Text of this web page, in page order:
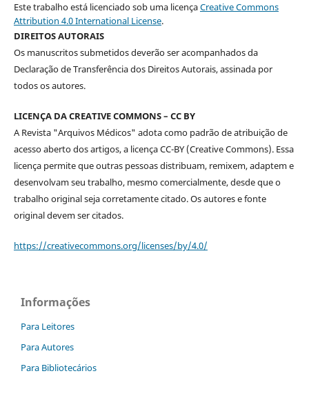
Este trabalho está licenciado sob uma licençaCreative Commons
Attribution 4.0 International License.
DIREITOS AUTORAIS
Os manuscritos submetidos deverão ser acompanhados da
Declaração de Transferência dos Direitos Autorais, assinada por
todos os autores.
LICENÇA DA CREATIVE COMMONS – CC BY
A Revista "Arquivos Médicos" adota como padrão de atribuição de
acesso aberto dos artigos, a licença CC-BY (Creative Commons). Essa
licença permite que outras pessoas distribuam, remixem, adaptem e
desenvolvam seu trabalho, mesmo comercialmente, desde que o
trabalho original seja corretamente citado. Os autores e fonte
original devem ser citados.
https://creativecommons.org/licenses/by/4.0/
Informações
Para Leitores
Para Autores
Para Bibliotecários